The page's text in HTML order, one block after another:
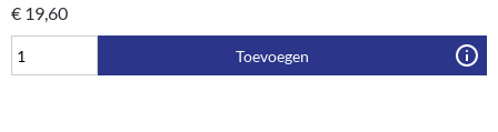
€ 19,60
Toevoegen